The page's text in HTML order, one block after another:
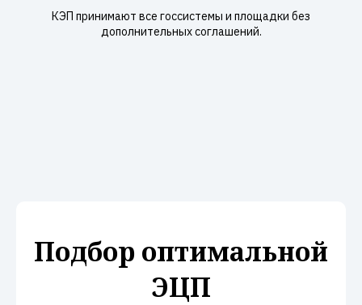
КЭП принимают все госсистемы и площадки без
дополнительных соглашений.
Подбор оптимальной
ЭЦП